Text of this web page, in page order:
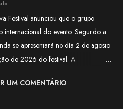
Festival anunciou que o grupo
internacional do evento. Segundo a
se apresentará no dia 2 de agosto
de 2026 do festival. A
Okinawa Kenjin do Brasil
de 1926 . Além do centenário
UM COMENTÁRIO